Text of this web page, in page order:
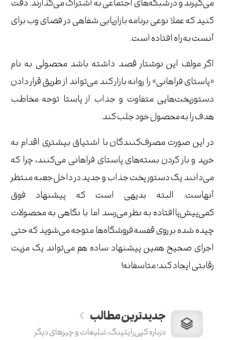
می‌گیرند و در شبکه‌های اجتماعی به اشتراک می‌گذارند. دقت
کنید که عملا نوعی برنامه بازاریابی شفاهی در فضای وب برای
آنست به راه افتاده است.
اگر مولف این نوشتار قصد داشته باشد محصولی به نام
«پاستای فراهانی» را روانه بازار کند می‌تواند از طریق قرار دادن
دستورپخت‌هایی متفاوت و جذاب از پاستا توجه مخاطب
هدف را به محصول خود جلب کند.
در این صورت مصرف‌کنندگان با اشتیاق بیشتری اقدام به
خرید و باز کردن بسته‌های پاستای فراهانی می‌کنند، چرا که
می‌دانند یک دستور پخت جذاب و جدید در داخل جعبه منتظر
آنهاست. البته بدیهی است که پیشنهاد فوق
کمی‌پیش‌پاافتاده به نظر می‌رسد اما با نگاهی به محصولات
چیده شده بر روی قفسه فروشگاه‌ها متوجه می‌شوید که حتی
اجرای صحیح همین پیشنهاد ساده هم می‌تواند یک مزیت
رقابتی ایجاد کند؛ متاسفانه!
جدیدترین مطالب
درباره کپی‌رایتینگ، تبلیغات و چیزهای دیگر